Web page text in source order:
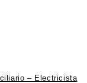
– Electricista